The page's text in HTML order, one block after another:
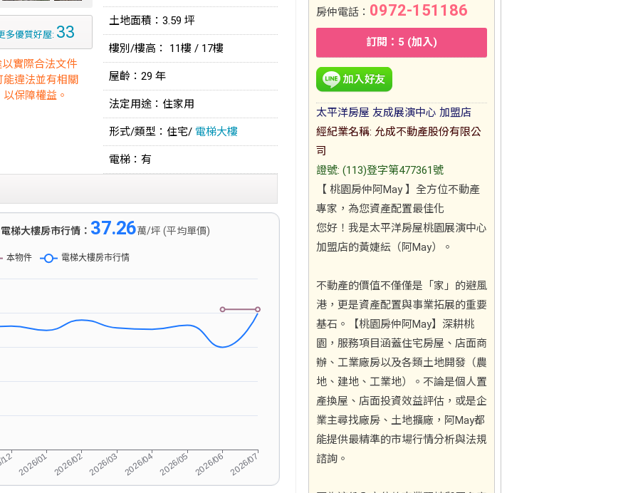
多優質好屋: 33
實際合法文件
違法並有相關
保障權益。
土地面積：3.59 坪
樓別/樓高： 11樓 / 17樓
屋齡：29 年
法定用途：住家用
形式/類型：住宅/ 電梯大樓
電梯：有
電梯大樓房市行情： 37.26萬/坪 (平均單價)
房仲電話： 0972-151186
訂閱：5 (加入)
太平洋房屋 友成展演中心 加盟店
經紀業名稱: 允成不動產股份有限公
司
證號: (113)登字第477361號
【 桃園房仲阿May 】全方位不動產
專家，為您資產配置最佳化
您好！我是太平洋房屋桃園展演中心
加盟店的黃婕紜（阿May）。
不動產的價值不僅僅是「家」的避風
港，更是資產配置與事業拓展的重要
基石。【桃園房仲阿May】深耕桃
園，服務項目涵蓋住宅房屋、店面商
辦、工業廠房以及各類土地開發（農
地、建地、工業地）。不論是個人置
產換屋、店面投資效益評估，或是企
業主尋找廠房、土地擴廠，阿May都
能提供最精準的市場行情分析與法規
諮詢。